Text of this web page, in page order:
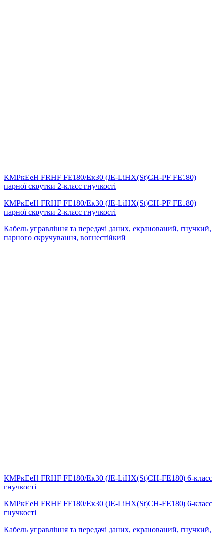
КМРкЕеН FRHF FE180/Eк30 (JE-LiHX(St)СH-PF FE180)
парної скрутки 2-класс гнучкості
КМРкЕеН FRHF FE180/Eк30 (JE-LiHX(St)СH-PF FE180)
парної скрутки 2-класс гнучкості
Кабель управління та передачі даних, екранований, гнучкий,
парного скручування, вогнестійкий
КМРкЕеН FRHF FE180/Eк30 (JE-LiHX(St)СH-FE180) 6-класс
гнучкості
КМРкЕеН FRHF FE180/Eк30 (JE-LiHX(St)СH-FE180) 6-класс
гнучкості
Кабель управління та передачі даних, екранований, гнучкий,